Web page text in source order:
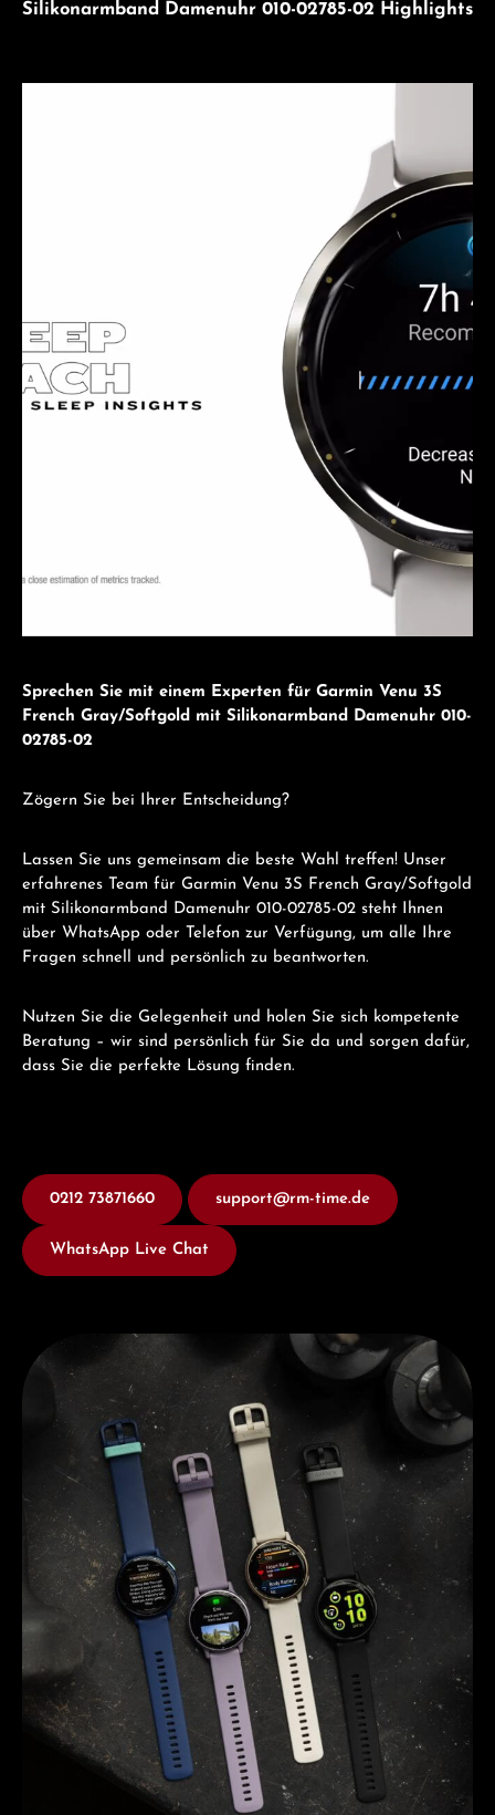
Silikonarmband Damenuhr 010-02785-02 Highlights
Sprechen Sie mit einem Experten für Garmin Venu 3S
French Gray/Softgold mit Silikonarmband Damenuhr 010-
02785-02
Zögern Sie bei Ihrer Entscheidung?
Lassen Sie uns gemeinsam die beste Wahl treffen! Unser
erfahrenes Team für Garmin Venu 3S French Gray/Softgold
mit Silikonarmband Damenuhr 010-02785-02 steht Ihnen
über WhatsApp oder Telefon zur Verfügung, um alle Ihre
Fragen schnell und persönlich zu beantworten.
Nutzen Sie die Gelegenheit und holen Sie sich kompetente
Beratung – wir sind persönlich für Sie da und sorgen dafür,
dass Sie die perfekte Lösung finden.
0212 73871660 support@rm-time.de
WhatsApp Live Chat